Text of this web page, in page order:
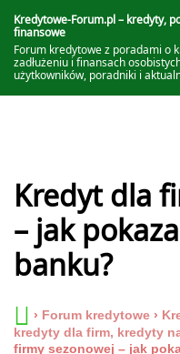
do
treści
Kredytowe-Forum.pl – kredyty,
finansowe
Forum kredytowe z poradami o
zadłużeniu i finansach
użytkowników, poradniki i
Kredyt dla
– jak
banku?
› Forum kredytowe ›
kredyty dla firm, kredyty
firmy sezonowej – jak